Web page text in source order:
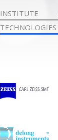
INSTITUTE
TECHNOLOGIES